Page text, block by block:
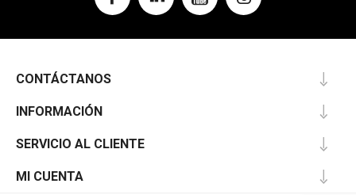
CONTÁCTANOS
INFORMACIÓN
SERVICIO AL CLIENTE
MI CUENTA